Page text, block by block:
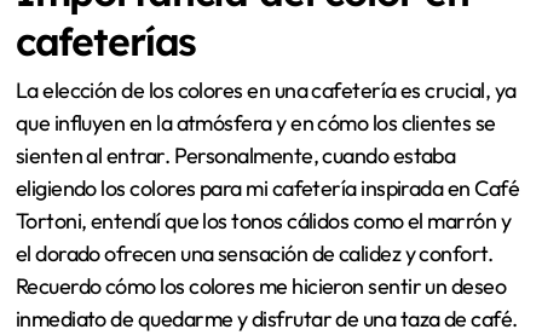
cafeterías
La elección de los colores en una cafetería es crucial, ya
que influyen en la atmósfera y en cómo los clientes se
sienten al entrar. Personalmente, cuando estaba
eligiendo los colores para mi cafetería inspirada en Café
Tortoni, entendí que los tonos cálidos como el marrón y
el dorado ofrecen una sensación de calidez y confort.
Recuerdo cómo los colores me hicieron sentir un deseo
inmediato de quedarme y disfrutar de una taza de café.